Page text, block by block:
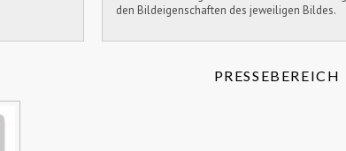
den Bildeigenschaften des jeweiligen Bildes.
PRESSEBEREICH